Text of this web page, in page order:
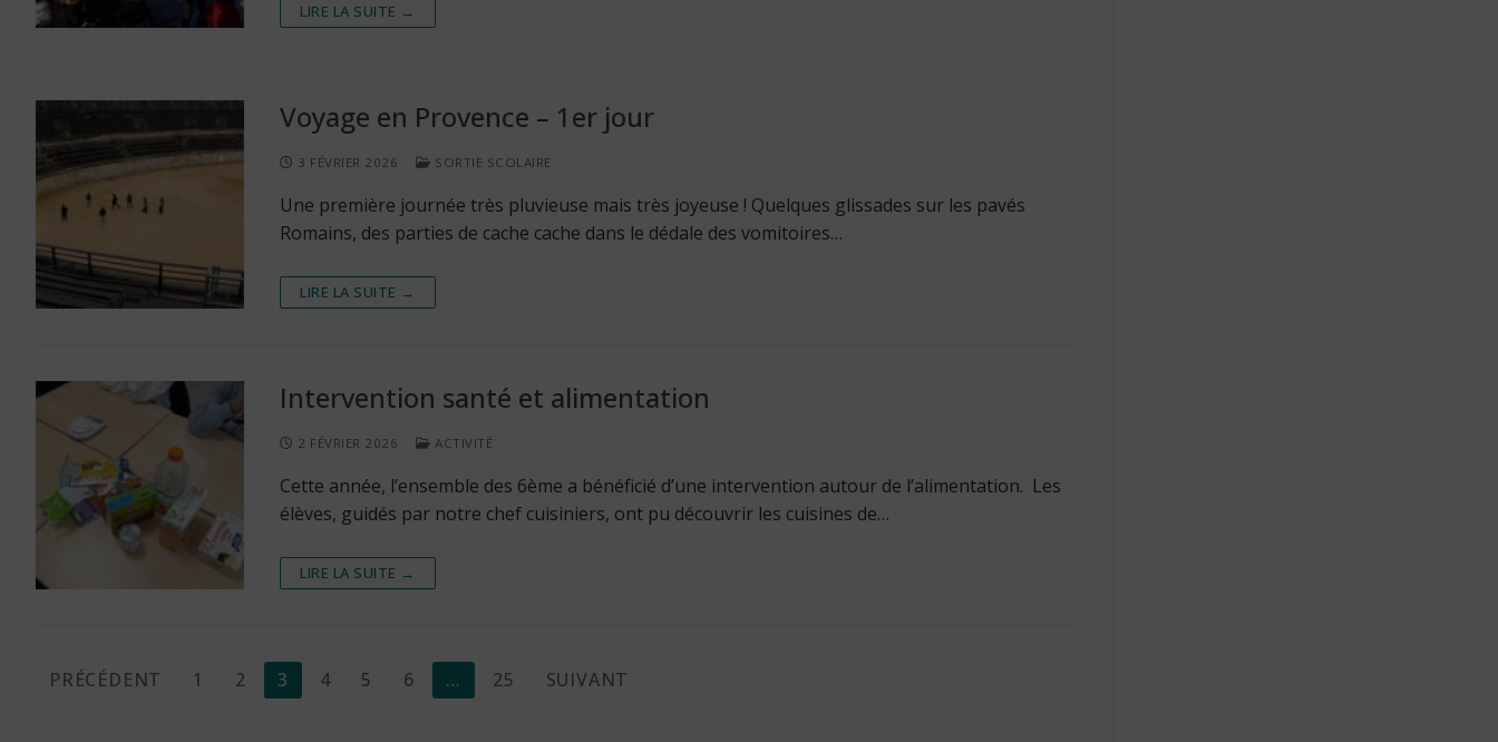
LIRE LA SUITE →
Voyage en Provence – 1er jour
3 FÉVRIER 2026 SORTIE SCOLAIRE
Une première journée très pluvieuse mais très joyeuse ! Quelques glissades sur les pavés
Romains, des parties de cache cache dans le dédale des vomitoires…
LIRE LA SUITE →
Intervention santé et alimentation
2 FÉVRIER 2026 ACTIVITÉ
Cette année, l’ensemble des 6ème a bénéficié d’une intervention autour de l’alimentation. Les
élèves, guidés par notre chef cuisiniers, ont pu découvrir les cuisines de…
LIRE LA SUITE →
Pagination
PRÉCÉDENT 1 2 3 4 5 6 … 25 SUIVANT